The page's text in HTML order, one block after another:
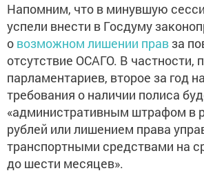
Напомним, что в минувшую
успели внести в Госдуму
о возможном лишении правза
отсутствие ОСАГО. В частности,
парламентариев, второе за год
требования о наличии полиса
«административным штрафом в
рублей или лишением права
транспортными средствами на
до шести месяцев».